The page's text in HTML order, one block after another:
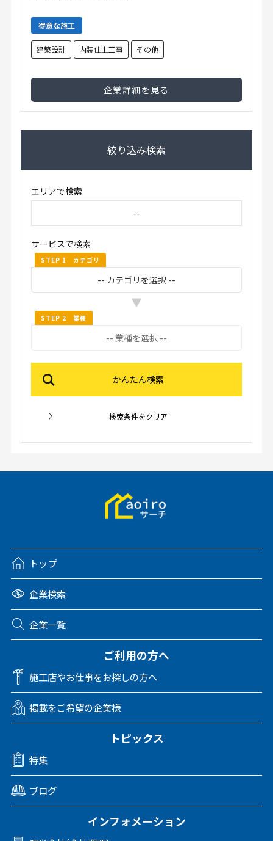
得意な施工
建築設計 内装仕上工事 その他
企業詳細を見る
絞り込み検索
エリアで検索
サービスで検索
STEP 1 カテゴリ
▼
STEP 2 業種
トップ
企業検索
企業一覧
ご利用の方へ
施工店やお仕事をお探しの方へ
掲載をご希望の企業様
トピックス
特集
ブログ
インフォメーション